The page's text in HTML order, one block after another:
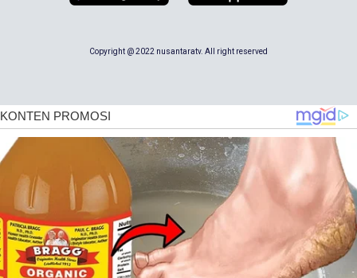
Copyright @ 2022 nusantaratv. All right reserved